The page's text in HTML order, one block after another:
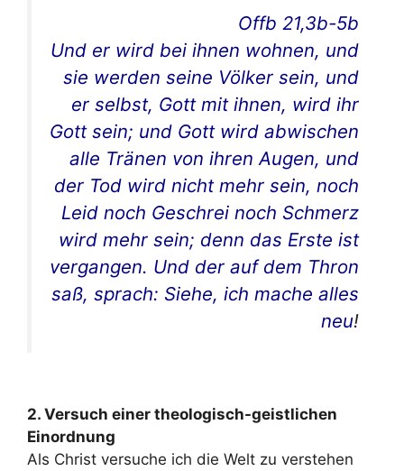
Offb 21,3b-5b
Und er wird bei ihnen wohnen, und
sie werden seine Völker sein, und
er selbst, Gott mit ihnen, wird ihr
Gott sein; und Gott wird abwischen
alle Tränen von ihren Augen, und
der Tod wird nicht mehr sein, noch
Leid noch Geschrei noch Schmerz
wird mehr sein; denn das Erste ist
vergangen. Und der auf dem Thron
saß, sprach: Siehe, ich mache alles
neu!
2. Versuch einer theologisch-geistlichen
Einordnung
Als Christ versuche ich die Welt zu verstehen